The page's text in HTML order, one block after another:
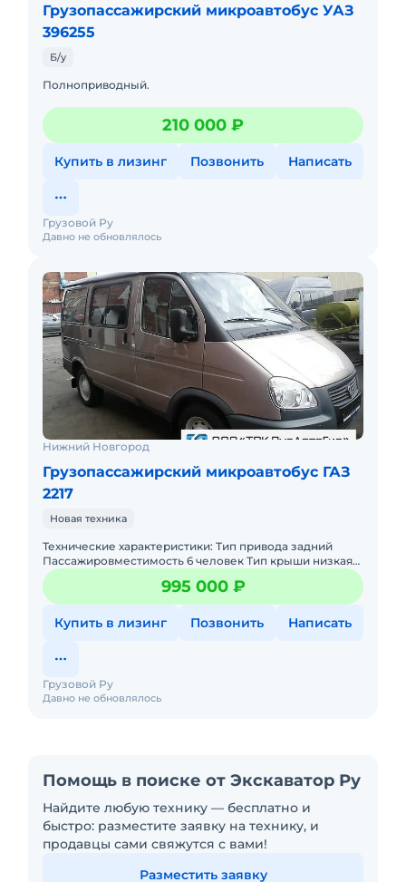
Грузопассажирский микроавтобус УАЗ
396255
Б/у
Полноприводный.
210 000 ₽
Купить в лизинг Позвонить Написать
Давно не обновлялось
Грузовой Ру
Нижний Новгород
Грузопассажирский микроавтобус ГАЗ
2217
Новая техника
Технические характеристики: Тип привода задний
Пассажировместимость 6 человек Тип крыши низкая
Полная массса, кг 2655 Снаряженная масса, кг 2125
Мощность двигат
995 000 ₽
Купить в лизинг Позвонить Написать
Давно не обновлялось
Грузовой Ру
Помощь в поиске от Экскаватор Ру
Найдите любую технику — бесплатно и
быстро: разместите заявку на технику, и
продавцы сами свяжутся с вами!
Разместить заявку